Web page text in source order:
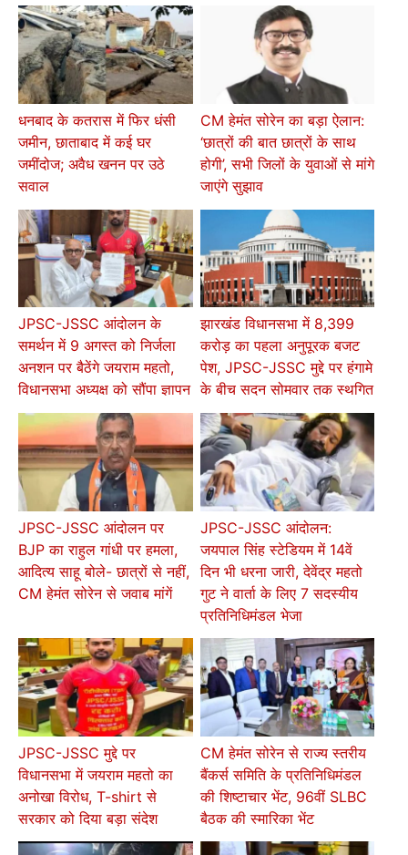
धनबाद के कतरास में फिर धंसी
जमीन, छाताबाद में कई घर
जमींदोज; अवैध खनन पर उठे
सवाल
CM हेमंत सोरेन का बड़ा ऐलान:
‘छात्रों की बात छात्रों के साथ
होगी’, सभी जिलों के युवाओं से मांगे
जाएंगे सुझाव
JPSC-JSSC आंदोलन के
समर्थन में 9 अगस्त को निर्जला
अनशन पर बैठेंगे जयराम महतो,
विधानसभा अध्यक्ष को सौंपा ज्ञापन
झारखंड विधानसभा में 8,399
करोड़ का पहला अनुपूरक बजट
पेश, JPSC-JSSC मुद्दे पर हंगामे
के बीच सदन सोमवार तक स्थगित
JPSC-JSSC आंदोलन पर
BJP का राहुल गांधी पर हमला,
आदित्य साहू बोले- छात्रों से नहीं,
CM हेमंत सोरेन से जवाब मांगें
JPSC-JSSC आंदोलन:
जयपाल सिंह स्टेडियम में 14वें
दिन भी धरना जारी, देवेंद्र महतो
गुट ने वार्ता के लिए 7 सदस्यीय
प्रतिनिधिमंडल भेजा
JPSC-JSSC मुद्दे पर
विधानसभा में जयराम महतो का
अनोखा विरोध, T-shirt से
सरकार को दिया बड़ा संदेश
CM हेमंत सोरेन से राज्य स्तरीय
बैंकर्स समिति के प्रतिनिधिमंडल
की शिष्टाचार भेंट, 96वीं SLBC
बैठक की स्मारिका भेंट